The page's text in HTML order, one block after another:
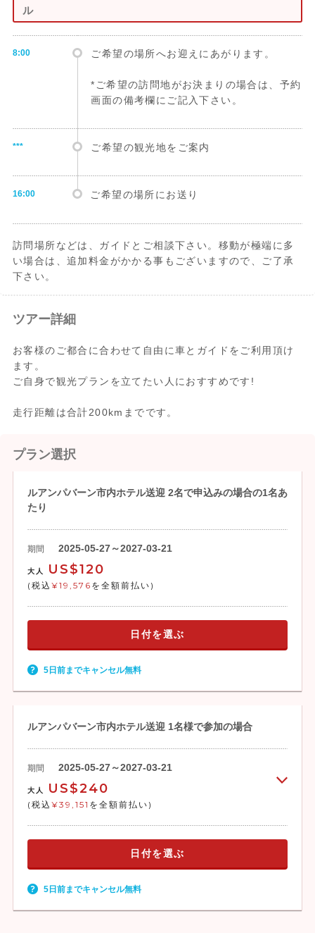
ル
8:00 ご希望の場所へお迎えにあがります。
*ご希望の訪問地がお決まりの場合は、予約
画面の備考欄にご記入下さい。
*** ご希望の観光地をご案内
16:00 ご希望の場所にお送り
訪問場所などは、ガイドとご相談下さい。移動が極端に多
い場合は、追加料金がかかる事もございますので、ご了承
下さい。
ツアー詳細
お客様のご都合に合わせて自由に車とガイドをご利用頂け
ます。
ご自身で観光プランを立てたい人におすすめです!
走行距離は合計200kmまでです。
プラン選択
ルアンパバーン市内ホテル送迎 2名で申込みの場合の1名あ
たり
期間 2025-05-27～2027-03-21
大人 US$120
(税込 ¥19,576 を全額前払い)
日付を選ぶ
5日前までキャンセル無料
ルアンパバーン市内ホテル送迎 1名様で参加の場合
期間 2025-05-27～2027-03-21
大人 US$240
(税込 ¥39,151 を全額前払い)
日付を選ぶ
5日前までキャンセル無料